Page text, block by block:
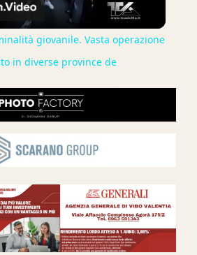
Video
giovanile. Vasta operazione
in diverse province de